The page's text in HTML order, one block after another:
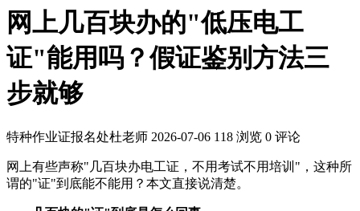
网上几百块办的"低压电工
证"能用吗？假证鉴别方法三
步就够
特种作业证报名处杜老师 2026-07-06 118 浏览 0 评论
网上有些声称"几百块办电工证，不用考试不用培训"，这种所
谓的"证"到底能不能用？本文直接说清楚。